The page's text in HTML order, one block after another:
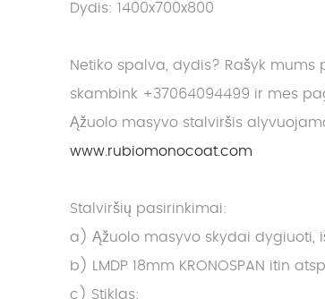
Dydis: 1400x700x800
Netiko spalva, dydis? Rašyk mums
skambink +37064094499 ir mes
Ąžuolo masyvo stalviršis
www.rubiomonocoat.com
Stalviršių pasirinkimai:
a) Ąžuolo masyvo skydai dygiuoti,
b) LMDP 18mm KRONOSPAN itin
c) Stiklas: